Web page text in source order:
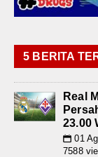
5 BERITA
Real
23.00
📅 01
7588